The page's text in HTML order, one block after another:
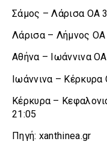
Σάμος – Λάρισα OA
Λάρισα – Λήμνος
Αθήνα – Ιωάννινα
Ιωάννινα –
Κέρκυρα –
21:05
Πηγή: xanthinea.gr